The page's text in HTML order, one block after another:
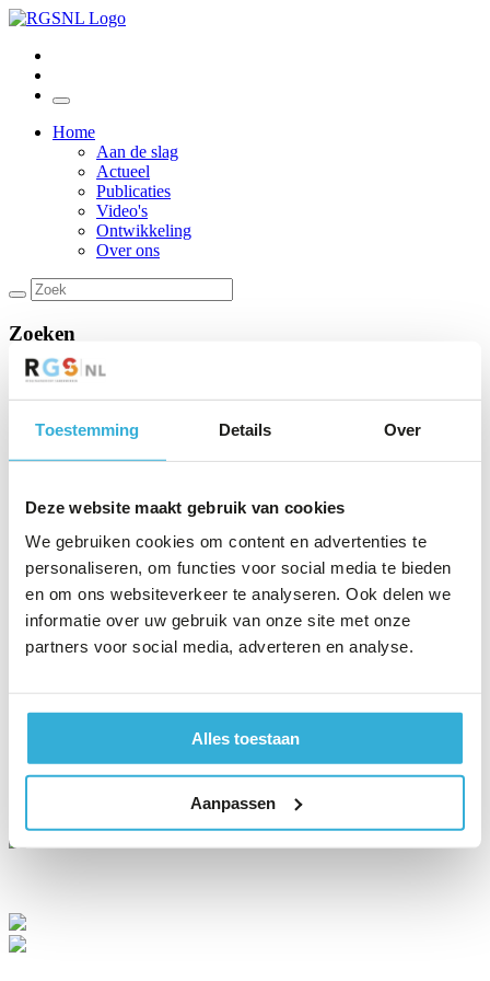
Toestemming Details Over
Deze website maakt gebruik van cookies
We gebruiken cookies om content en advertenties te
personaliseren, om functies voor social media te bieden
en om ons websiteverkeer te analyseren. Ook delen we
informatie over uw gebruik van onze site met onze
partners voor social media, adverteren en analyse.
Alles toestaan
Aanpassen
Home
Aan de slag
Actueel
Publicaties
Video's
Ontwikkeling
Over ons
Zoeken
U heeft gezocht op "
resultaat opgeleverd
Stichting RGS
Tielweg 16
Postadres
Postbus 30
2740 AA Waddinxveen
Telefoon
088 - 01 88 166
duurzaamheid van vastgoedonderhoud en het daarbij toepassen van
resultaatgericht samenwerken (RGS).
Stichting RGS is een initiatief van